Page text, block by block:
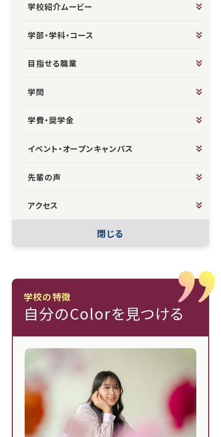
学校紹介ムービー
学部・学科・コース
目指せる職業
学問
学費・奨学金
イベント・オープンキャンパス
先輩の声
アクセス
閉じる
学校の特徴
自分のColorを見つける